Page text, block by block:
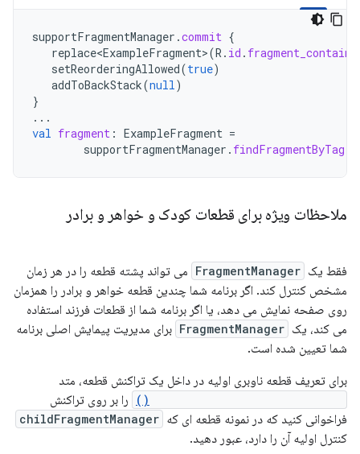
supportFragmentManager .commit {
replace<ExampleFragment>(R . id .
setReorderingAllowed(true)
addToBackStack(null)
}
...
val fragment : ExampleFragment =
supportFragmentManager . findFragmentByTag
ملاحظات ویژه برای قطعات کودک و خواهر و برادر
فقط یک FragmentManager می تواند پشته قطعه را در هر زمان
مشخص کنترل کند. اگر برنامه شما چندین قطعه خواهر و برادر را همزمان
روی صفحه نمایش می دهد، یا اگر برنامه شما از قطعات فرزند استفاده
می کند، یک FragmentManager برای مدیریت پیمایش اصلی برنامه
شما تعیین شده است.
برای تعریف قطعه ناوبری اولیه در داخل یک تراکنش قطعه، متد
را بر روی تراکنش
فراخوانی کنید که در نمونه قطعه ای که childFragmentManager
کنترل اولیه آن را دارد، عبور دهید.